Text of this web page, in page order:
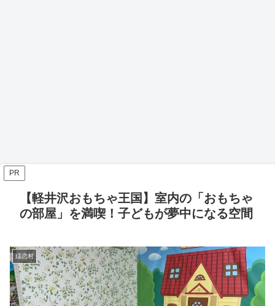
PR
【軽井沢おもちゃ王国】室内の「おもちゃ
の部屋」を満喫！子どもが夢中になる空間
嬬恋村